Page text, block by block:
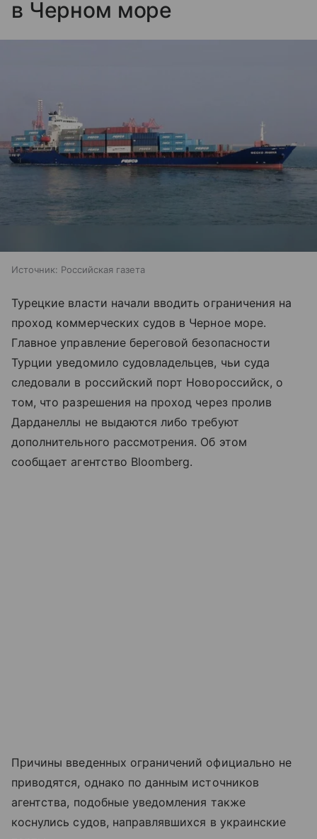
в Черном море
Источник: Российская газета
Турецкие власти начали вводить ограничения на
проход коммерческих судов в Черное море.
Главное управление береговой безопасности
Турции уведомило судовладельцев, чьи суда
следовали в российский порт Новороссийск, о
том, что разрешения на проход через пролив
Дарданеллы не выдаются либо требуют
дополнительного рассмотрения. Об этом
сообщает агентство Bloomberg.
Причины введенных ограничений официально не
приводятся, однако по данным источников
агентства, подобные уведомления также
коснулись судов, направлявшихся в украинские